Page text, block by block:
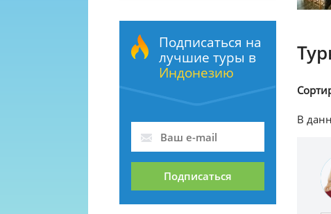
Подписаться на
лучшие туры в
Индонезию
Подписаться
В